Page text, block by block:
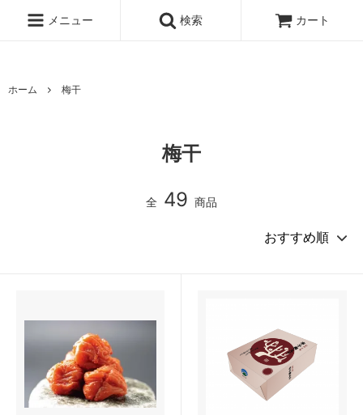
メニュー
検索 カート
ホーム 梅干
梅干
全 49 商品